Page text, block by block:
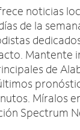
noticias
de la
Mantente
de
Míralos
Spectrum